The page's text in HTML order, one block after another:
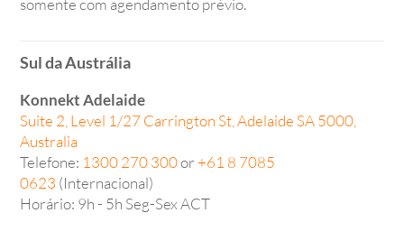
Sul da Austrália
Konnekt Adelaide
Suite 2, Level 1/27 Carrington St, Adelaide SA 5000,
Australia
Telefone: 1300 270 300or +61 8 7085
0623 (Internacional)
Horário: 9h - 5h Seg-Sex ACT